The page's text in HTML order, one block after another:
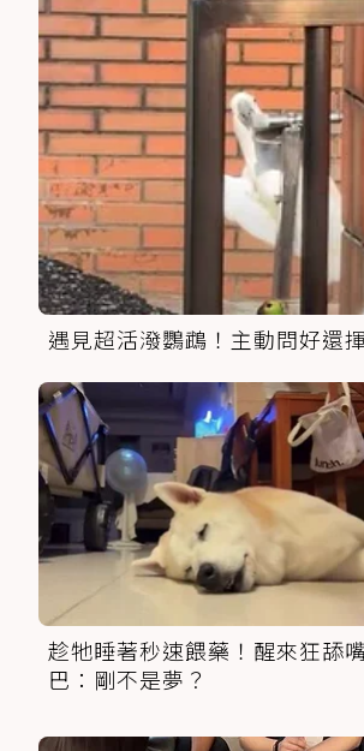
遇見超活潑鸚鵡！主動問好還
趁牠睡著秒速餵藥！醒來狂舔
巴：剛不是夢？